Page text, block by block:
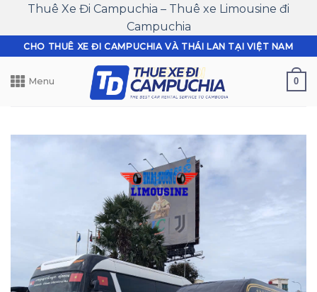
Thuê Xe Đi Campuchia – Thuê xe Limousine đi
Campuchia
to
content
CHO THUÊ XE ĐI CAMPUCHIA VÀ THÁI LAN TẠI VIỆT NAM
Menu 0